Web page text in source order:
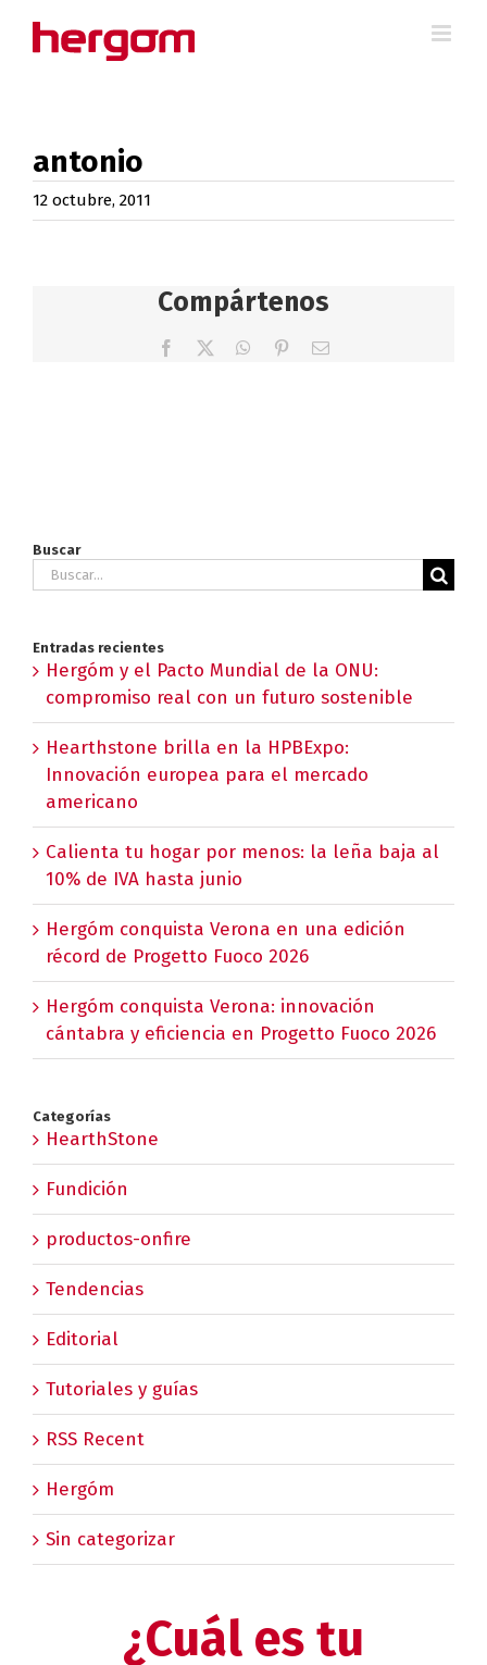
antonio
12 octubre, 2011
Compártenos
Facebook WhatsApp
PinterestCorreo
Buscar
Buscar:
Entradas recientes
Hergóm y el Pacto Mundial de la ONU:
compromiso real con un futuro sostenible
Hearthstone brilla en la HPBExpo:
Innovación europea para el mercado
americano
Calienta tu hogar por menos: la leña baja al
10% de IVA hasta junio
Hergóm conquista Verona en una edición
récord de Progetto Fuoco 2026
Hergóm conquista Verona: innovación
cántabra y eficiencia en Progetto Fuoco 2026
Categorías
HearthStone
Fundición
productos-onfire
Tendencias
Editorial
Tutoriales y guías
RSS Recent
Hergóm
Sin categorizar
¿Cuál es tu